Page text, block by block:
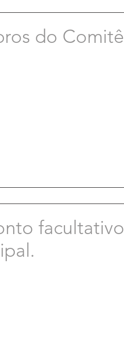
do Comitê
facultativo